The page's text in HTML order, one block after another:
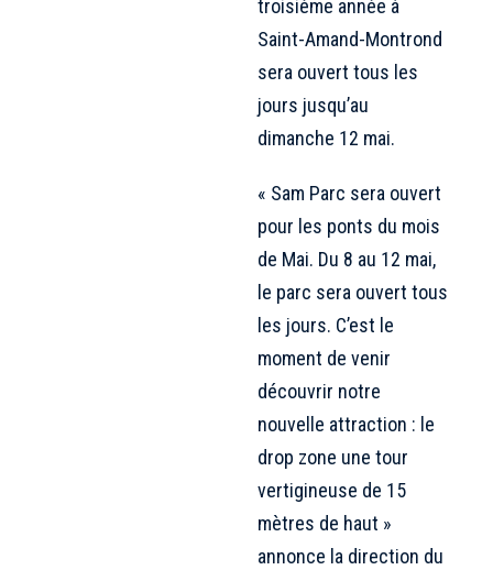
troisième année à
Saint-Amand-Montrond
sera ouvert tous les
jours jusqu’au
dimanche 12 mai.
« Sam Parc sera ouvert
pour les ponts du mois
de Mai. Du 8 au 12 mai,
le parc sera ouvert tous
les jours. C’est le
moment de venir
découvrir notre
nouvelle attraction : le
drop zone une tour
vertigineuse de 15
mètres de haut »
annonce la direction du